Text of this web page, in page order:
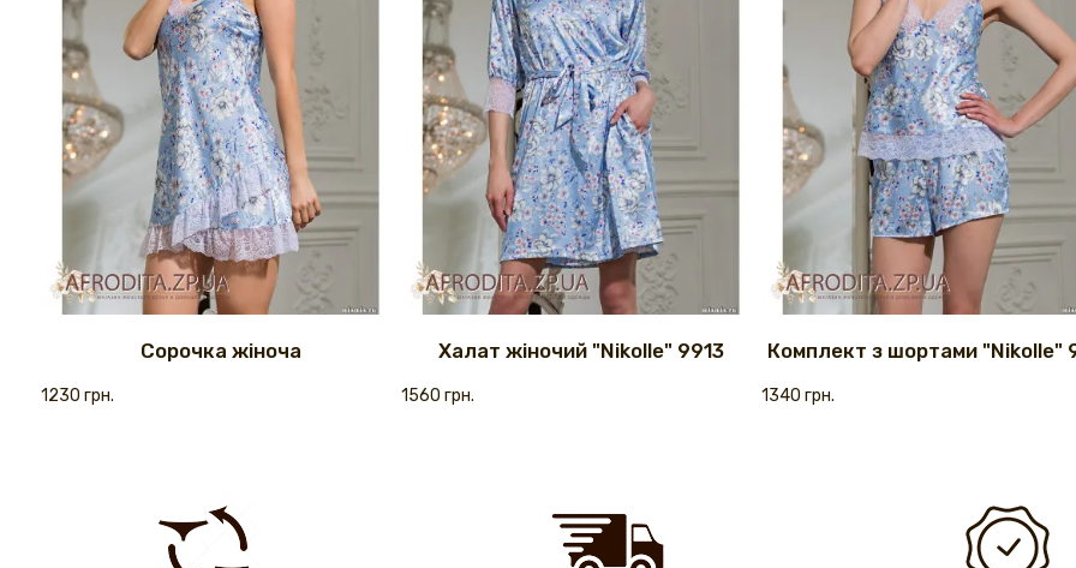
Сорочка жіноча
1230 грн.
Халат жіночий "Nikolle" 9913
1560 грн.
Комплект з шортами "Nikolle"
1340 грн.